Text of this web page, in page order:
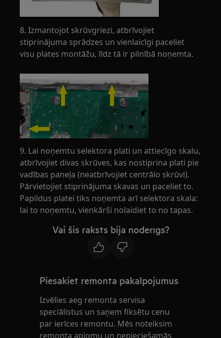
8. Izmantojot skrūvgriezi, atbrīvojiet
stiprinājuma sprādzes un vienlaicīgi paceliet
visu plates montāžu, līdz tā ir pilnībā noņemta.
9. Lai noņemtu selektora plati un attiecīgo skalu,
atbrīvojiet divas skrūves, kas nostiprina plati pie
vadības paneļa (neatbrīvojiet centrālo skrūvi).
Pārvietojiet stiprinājuma skavas un paceliet to.
Papildus platei tiks noņemta arī selektora skala:
lai to noņemtu, vienkārši nolaidiet to no tapas.
Vai šis raksts bija noderīgs?
Piesakiet remonta pakalpojumus
Izvēlies aeg remonta servisa
speciālistus un saņem fiksētu cenu
par ierīces remontu. Mēs noteiksim
remonta apjomu un nepieciešamās